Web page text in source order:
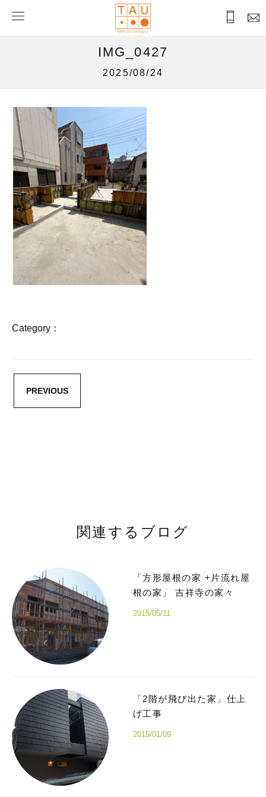
IMG_0427
2025/08/24
Category：
PREVIOUS
関連するブログ
「方形屋根の家 +片流れ屋
根の家」 吉祥寺の家々
2015/05/11
「2階が飛び出た家」仕上
げ工事
2015/01/09